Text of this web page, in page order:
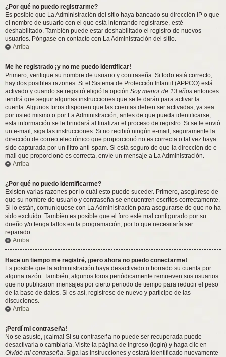
¿Por qué no puedo registrarme?
Es posible que La Administración del sitio haya baneado su dirección IP o que
el nombre de usuario con el que está intentando registrarse, esté
deshabilitado. También puede estar deshabilitado el registro de nuevos
usuarios. Póngase en contacto con La Administración del sitio.
Arriba
Me he registrado ¡y no me puedo identificar!
Primero, verifique su nombre de usuario y contraseña. Si todo está correcto,
hay dos posibles razones. Si el Sistema de Protección Infantil (APPCO) está
activado y cuando se registró eligió la opción Soy menor de 13 años entonces
tendrá que seguir algunas instrucciones que se le darán para activar la
cuenta. Algunos foros disponen que las cuentas deben ser activadas, ya sea
por usted mismo o por La Administración, antes de que pueda identificarse;
esta información se le brindará al finalizar el proceso de registro. Si se le envió
un e-mail, siga las instrucciones. Si no recibió ningún e-mail, seguramente la
dirección de correo electrónico que proporcionó no es correcta o tal vez haya
sido capturada por un filtro anti-spam. Si está seguro de que la dirección de e-
mail que proporcionó es correcta, envíe un mensaje a La Administración.
Arriba
¿Por qué no puedo identificarme?
Existen varias razones por lo cuál esto puede suceder. Primero, asegúrese de
que su nombre de usuario y contraseña se encuentren escritos correctamente.
Si lo están, comuníquese con La Administración para asegurarse de que no ha
sido excluido. También es posible que el foro esté mal configurado por su
dueño y/o tenga fallos en la programación, por lo que necesitaría ser
reparado.
Arriba
Hace un tiempo me registré, ¡pero ahora no puedo conectarme!
Es posible que la administración haya desactivado o borrado su cuenta por
alguna razón. También, algunos foros periódicamente remueven sus usuarios
que no publicaron mensajes por cierto periodo de tiempo para reducir el peso
de la base de datos. Si es así, registrese de nuevo y participe de las
discuciones.
Arriba
¡Perdí mi contraseña!
No se asuste, ¡calma! Si su contraseña no puede ser recuperada puede
desactivarla o cambiarla. Visite la página de ingreso (login) y haga clic en
Olvidé mi contraseña. Siga las instrucciones y estará identificado nuevamente